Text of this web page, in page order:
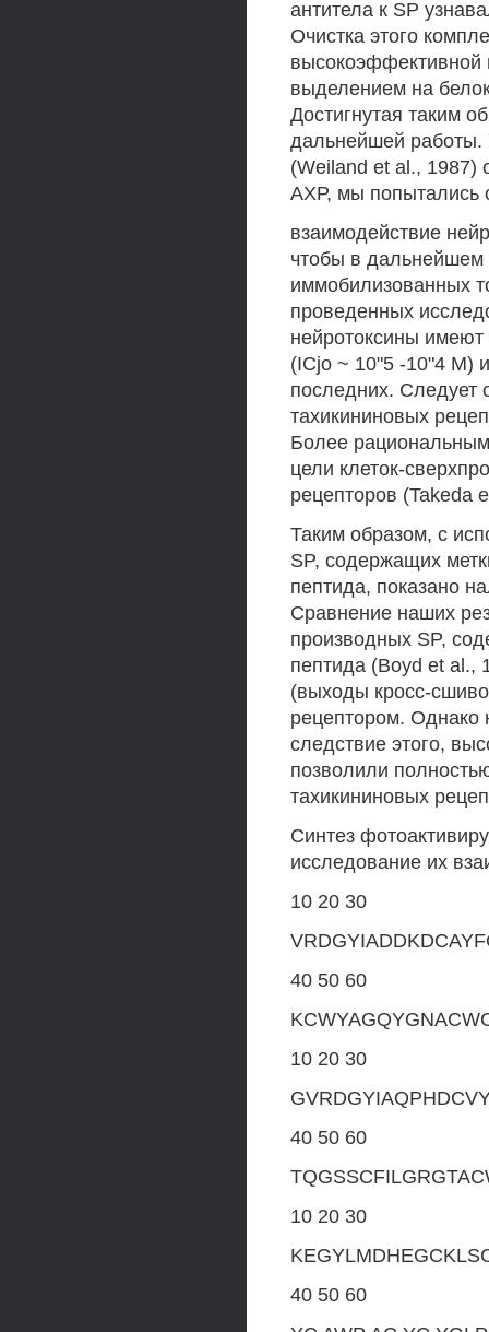
антитела к SP
Очистка этого
выделением на
Достигнутая таким
дальнейшей
(Weiland et al., 1987)
АХР, мы попытались
взаимодействие
чтобы в
иммобилизованных
проведенных
нейротоксины имеют
(ICjo ~ 10"5 -10"4 М)
последних. Следует
тахикининовых
Более
цели клеток-
рецепторов (Takeda
Таким образом, с
SP, содержащих
пептида, показано
Сравнение наших
производных SP,
пептида (Boyd et al.,
(выходы кросс-
рецептором. Однако
следствие этого,
позволили
тахикининовых
Синтез
исследование их
10 20 30
40 50 60
10 20 30
40 50 60
10 20 30
40 50 60